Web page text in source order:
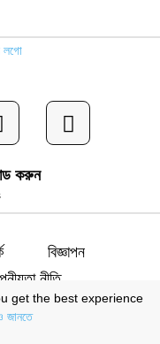
করুন
বিজ্ঞাপন
নীতি
get the best experience